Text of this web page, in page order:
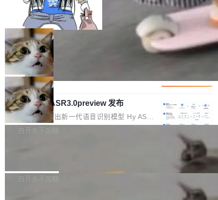
b 安装 支持 Java 8+（8~26）、macOS / Linu
x / Windows / Harmony PC。 # macOS / Linu
x / Harmony PC curl -fsSL https://solon.noea
r.org/solon...
个文件，其规模远超单次模型调用可承载的上下
文窗口。随着项目规模的持续扩张与代码历史的
不断累积，代码仓中的模块关系、接口契约、业
务逻辑等关键信息往往分散于数十乃至数百个文
件之中，形成高度复杂的知识关联网络。传统的
代码检索手段（如关键词匹配、目录遍历）仅能
在语法层面完成文本定位，难以触及代码的语义
内涵与结构关联，导致开发者使用代码智能体在
理解大规模代码仓时面临显著"代码仓理解"瓶
颈。 代码仓深度理解服务（以下简称" CodeBas
e深度理解服务"）是华为云码道（CodeA...
一条“删库”命令跑 17 小时，算法工程
师删光 89TB 数据只为干私活
最高人民检察院8月4日公布了一起案件：北京一
名90后算法工程师王某，为了给自己接的私活腾
服务器空间，删光了公司AI游戏部门的全部核心
数据。 王某2024年1月入职东城区某科技公司AI
短剧部门，有互联网大厂背景。在公司内部架构
调整期间，部门三次通知全员将数据从A集群迁
移到B集群，王某都回复了"收到"。 他没有迁移
数据。2024年9月3日下午4点，他使用此前登录
的账号密码进入A集群，输入了一条被程序员圈
称为"删库跑路"的命令——最高管理员权限、无
自研的多个文生3D和...
局
Cloudflare 分享推理优化实践：KV ca
che 量化 + 权重压缩，吞吐量提升 4
1%，成本降 30%
Kimi 和 GLM 是当前最强的大模型系列之一，但
它们有一个共同的问题：太吃显存了。月之暗面
的 Kimi K 系列和智谱的 GLM 都是长上下文、M
oE 架构的大模型，好用到让人上瘾，但 GPU 显
存永远不够用。 Cloudflare 的 Workers AI 团队
一直在跑这些模型的推理。他们在官方博客上发
整性保护。效果是：吞吐量提升 41%，每 token
局
腾讯混元 Hy ASR3.0preview 发布
腾讯混元正式推出新一代语音识别模型 Hy ASR
3.0preview。基于最新一代大语言模型 Hy3 的
让语音识别不再只是听清，而是真正听懂。通过
白开水不加糖
新和少量网页兼容性修复版本。 Changes/fixe
白开水不加糖